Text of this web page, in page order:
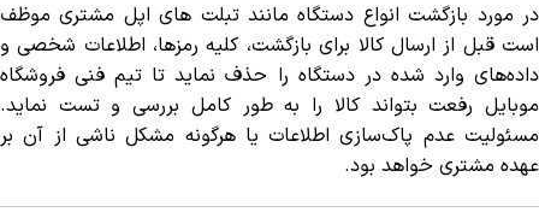
در مورد بازگشت انواع دستگاه مانند تبلت های اپل مشتری موظف
است قبل از ارسال کالا برای بازگشت، کلیه رمزها، اطلاعات شخصی و
داده‌های وارد شده در دستگاه را حذف نماید تا تیم فنی فروشگاه
موبایل رفعت بتواند کالا را به طور کامل بررسی و تست نماید.
مسئولیت عدم پاک‌سازی اطلاعات یا هرگونه مشکل ناشی از آن بر
عهده مشتری خواهد بود.